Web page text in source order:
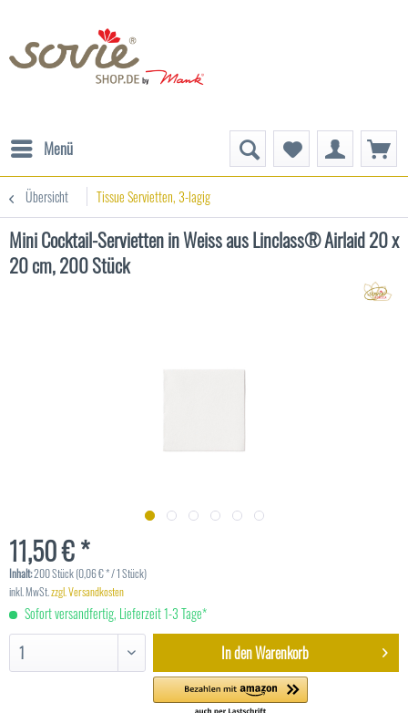
Menü
Übersicht Tissue Servietten, 3-lagig
Mini Cocktail-Servietten in Weiss aus Linclass® Airlaid 20 x
20 cm, 200 Stück
11,50 € *
Inhalt:200 Stück (0,06 € * / 1 Stück)
inkl. MwSt.zzgl. Versandkosten
Sofort versandfertig, Lieferzeit 1-3 Tage*
In denWarenkorb